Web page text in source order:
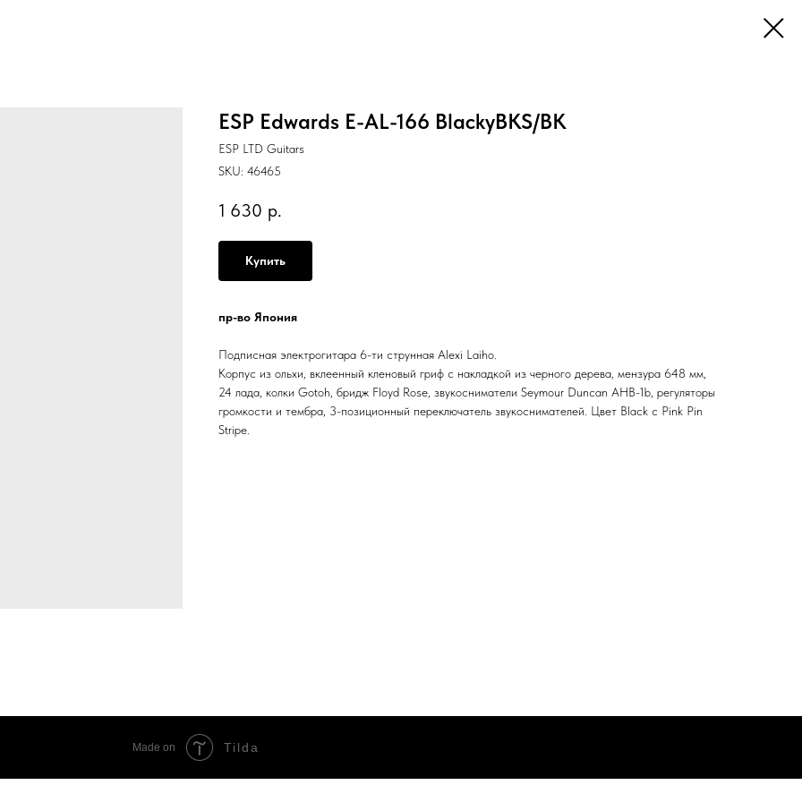
ESP Edwards E-AL-166 BlackyBKS/BK
ESP LTD Guitars
SKU: 46465
1 630 р.
Купить
пр-во Япония
Подписная электрогитара 6-ти струнная Alexi Laiho.
Корпус из ольхи, вклеенный кленовый гриф с накладкой из черного дерева, мензура 648 мм,
24 лада, колки Gotoh, бридж Floyd Rose, звукосниматели Seymour Duncan AHB-1b, регуляторы
громкости и тембра, 3-позиционный переключатель звукоснимателей. Цвет Black с Pink Pin
Stripe.
Made on Tilda